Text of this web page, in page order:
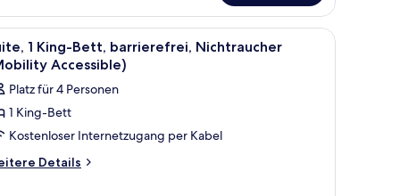
Ein Hotelzimmer mit einem großen Bett,
2
1 King-Bett, barrierefrei, Nichtraucher
Accessible)
Platz für 4 Personen
1 King-Bett
Kostenloser Internetzugang per Kabel
Details